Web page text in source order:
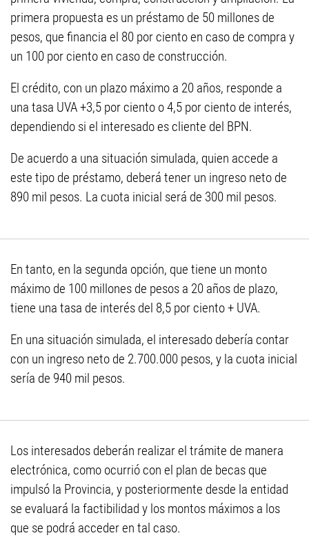
primera propuesta es un préstamo de 50 millones de
pesos, que financia el 80 por ciento en caso de compra y
un 100 por ciento en caso de construcción.
El crédito, con un plazo máximo a 20 años, responde a
una tasa UVA +3,5 por ciento o 4,5 por ciento de interés,
dependiendo si el interesado es cliente del BPN.
De acuerdo a una situación simulada, quien accede a
este tipo de préstamo, deberá tener un ingreso neto de
890 mil pesos. La cuota inicial será de 300 mil pesos.
En tanto, en la segunda opción, que tiene un monto
máximo de 100 millones de pesos a 20 años de plazo,
tiene una tasa de interés del 8,5 por ciento + UVA.
En una situación simulada, el interesado debería contar
con un ingreso neto de 2.700.000 pesos, y la cuota inicial
sería de 940 mil pesos.
Los interesados deberán realizar el trámite de manera
electrónica, como ocurrió con el plan de becas que
impulsó la Provincia, y posteriormente desde la entidad
se evaluará la factibilidad y los montos máximos a los
que se podrá acceder en tal caso.